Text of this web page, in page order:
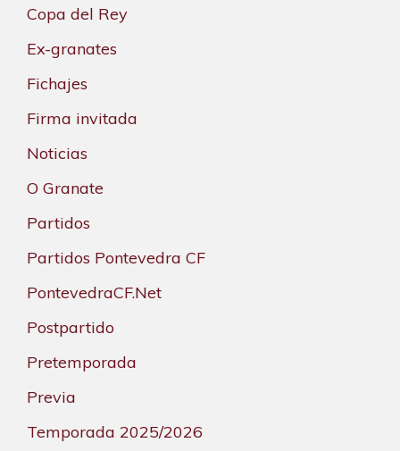
Copa del Rey
Ex-granates
Fichajes
Firma invitada
Noticias
O Granate
Partidos
Partidos Pontevedra CF
PontevedraCF.Net
Postpartido
Pretemporada
Previa
Temporada 2025/2026